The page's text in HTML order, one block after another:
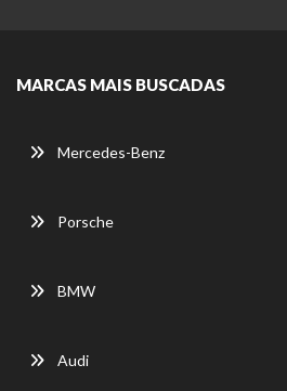
MARCAS MAIS BUSCADAS
Mercedes-Benz
Porsche
BMW
Audi